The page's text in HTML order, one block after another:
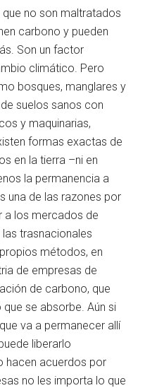
no son maltratados
carbono y pueden
Son un factor
climático. Pero
bosques, manglares y
suelos sanos con
y maquinarias,
formas exactas de
en la tierra –ni en
la permanencia a
una de las razones por
a los mercados de
trasnacionales
métodos, en
de empresas de
de carbono, que
se absorbe. Aún si
va a permanecer allí
liberarlo
hacen acuerdos por
no les importa lo que